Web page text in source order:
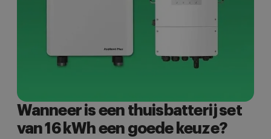
Wanneer is een thuisbatterij set
van 16 kWh een goede keuze?